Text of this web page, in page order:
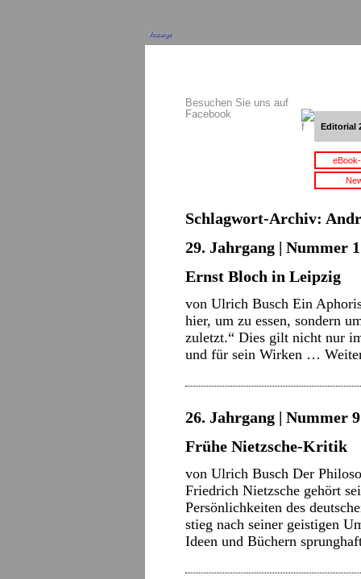
Anzeige
Besuchen Sie uns auf
Facebook
Editorial
Schlagwort-Archiv:
29. Jahrgang | Nummer
Ernst Bloch in Leipzig
von Ulrich Busch Ein
hier, um zu essen, sondern
zuletzt.“ Dies gilt nicht nur
und für sein Wirken …
26. Jahrgang | Nummer
Frühe Nietzsche-Kritik
von Ulrich Busch Der
Friedrich Nietzsche gehört
Persönlichkeiten des
stieg nach seiner geistigen
Ideen und Büchern